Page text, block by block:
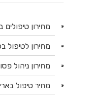
מחירון
מחירון לטיפול
מחירון ניהול
מחיר טיפול